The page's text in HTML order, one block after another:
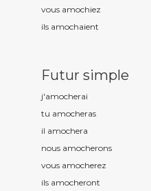
vous amochiez
ils amochaient
Futur simple
j'amocherai
tu amocheras
il amochera
nous amocherons
vous amocherez
ils amocheront